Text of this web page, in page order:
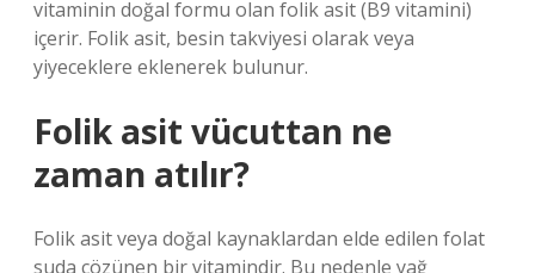
vitaminin doğal formu olan folik asit (B9 vitamini)
içerir. Folik asit, besin takviyesi olarak veya
yiyeceklere eklenerek bulunur.
Folik asit vücuttan ne
zaman atılır?
Folik asit veya doğal kaynaklardan elde edilen folat
suda çözünen bir vitamindir. Bu nedenle yağ